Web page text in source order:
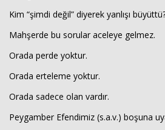
Kim “şimdi değil” diyerek yanlışı
Mahşerde bu sorular aceleye gelmez.
Orada perde yoktur.
Orada erteleme yoktur.
Orada sadece olan vardır.
Peygamber Efendimiz (s.a.v.) boşuna